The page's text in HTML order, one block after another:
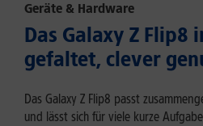
Geräte & Hardware
Das Galaxy Z Flip8
gefaltet, clever
Das Galaxy Z Flip8 passt
und lässt sich für viele kurze